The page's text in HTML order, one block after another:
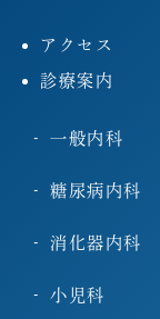
アクセス
診療案内
一般内科
糖尿病内科
消化器内科
小児科